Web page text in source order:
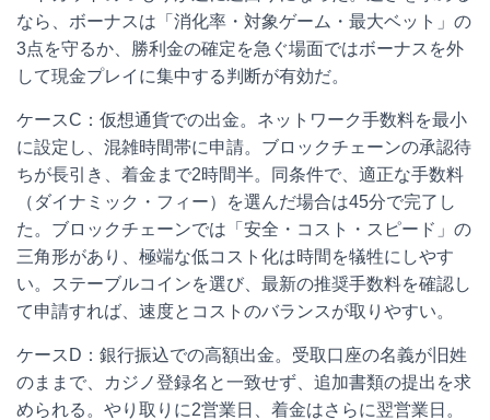
なら、ボーナスは「消化率・対象ゲーム・最大ベット」の
3点を守るか、勝利金の確定を急ぐ場面ではボーナスを外
して現金プレイに集中する判断が有効だ。
ケースC：仮想通貨での出金。ネットワーク手数料を最小
に設定し、混雑時間帯に申請。ブロックチェーンの承認待
ちが長引き、着金まで2時間半。同条件で、適正な手数料
（ダイナミック・フィー）を選んだ場合は45分で完了し
た。ブロックチェーンでは「安全・コスト・スピード」の
三角形があり、極端な低コスト化は時間を犠牲にしやす
い。ステーブルコインを選び、最新の推奨手数料を確認し
て申請すれば、速度とコストのバランスが取りやすい。
ケースD：銀行振込での高額出金。受取口座の名義が旧姓
のままで、カジノ登録名と一致せず、追加書類の提出を求
められる。やり取りに2営業日、着金はさらに翌営業日。